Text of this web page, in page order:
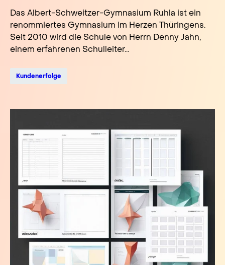
Das Albert-Schweitzer-Gymnasium Ruhla ist ein
renommiertes Gymnasium im Herzen Thüringens.
Seit 2010 wird die Schule von Herrn Denny Jahn,
einem erfahrenen Schulleiter...
Kundenerfolge